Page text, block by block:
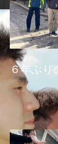
６年ぶり